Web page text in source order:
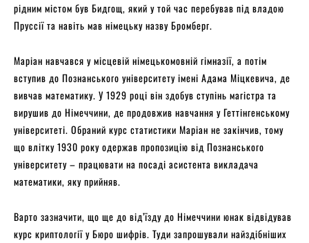
рідним містом був Бидгощ, який у той час перебував під владою
Пруссії та навіть мав німецьку назву Бромберг.
Маріан навчався у місцевій німецькомовній гімназії, а потім
вступив до Познанського університету імені Адама Міцкевича, де
вивчав математику. У 1929 році він здобув ступінь магістра та
вирушив до Німеччини, де продовжив навчання у Геттінгенському
університеті. Обраний курс статистики Маріан не закінчив, тому
що влітку 1930 року одержав пропозицію від Познанського
університету – працювати на посаді асистента викладача
математики, яку прийняв.
Варто зазначити, що ще до від’їзду до Німеччини юнак відвідував
курс криптології у Бюро шифрів. Туди запрошували найздібніших